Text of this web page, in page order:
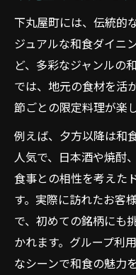
下丸屋町には、伝統的
ジュアルな和食ダイニ
ど、多彩なジャンルの
では、地元の食材を活
節ごとの限定料理が楽
例えば、夕方以降は和
人気で、日本酒や焼酎
食事との相性を考えた
す。実際に訪れたお客
で、初めての銘柄にも
かれます。グループ利
なシーンで和食の魅力